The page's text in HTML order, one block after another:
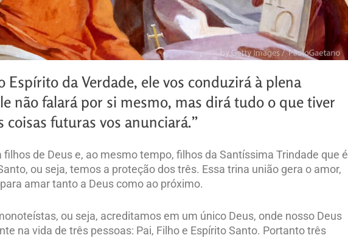
Espírito da Verdade, ele vos conduzirá à plena
não falará por si mesmo, mas dirá tudo o que tiver
coisas futuras vos anunciará.”
filhos de Deus e, ao mesmo tempo, filhos da Santíssima Trindade que é
ou seja, temos a proteção dos três. Essa trina união gera o amor,
amar tanto a Deus como ao próximo.
ou seja, acreditamos em um único Deus, onde nosso Deus
na vida de três pessoas: Pai, Filho e Espírito Santo. Portanto três